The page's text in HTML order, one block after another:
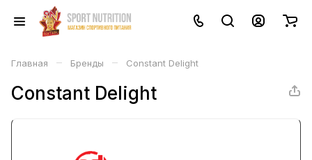
Главная – Бренды – Constant Delight
Constant Delight